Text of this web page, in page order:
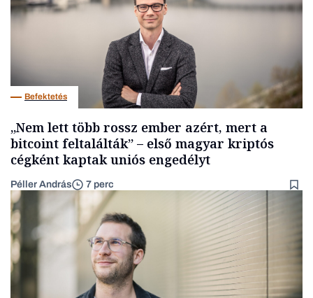
Befektetés
„Nem lett több rossz ember azért, mert a
bitcoint feltalálták” – első magyar kriptós
cégként kaptak uniós engedélyt
Péller András 7 perc